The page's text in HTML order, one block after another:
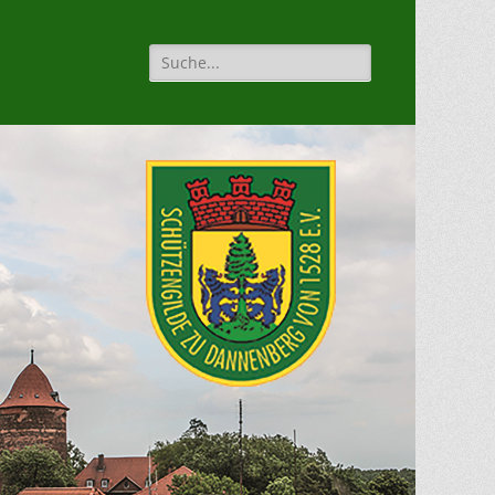
Suche
für: